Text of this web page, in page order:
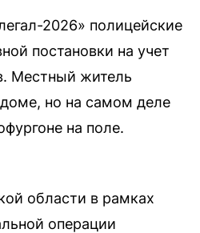
2026» полицейские
постановки на учет
Местный житель
но на самом деле
на поле.
области в рамках
операции